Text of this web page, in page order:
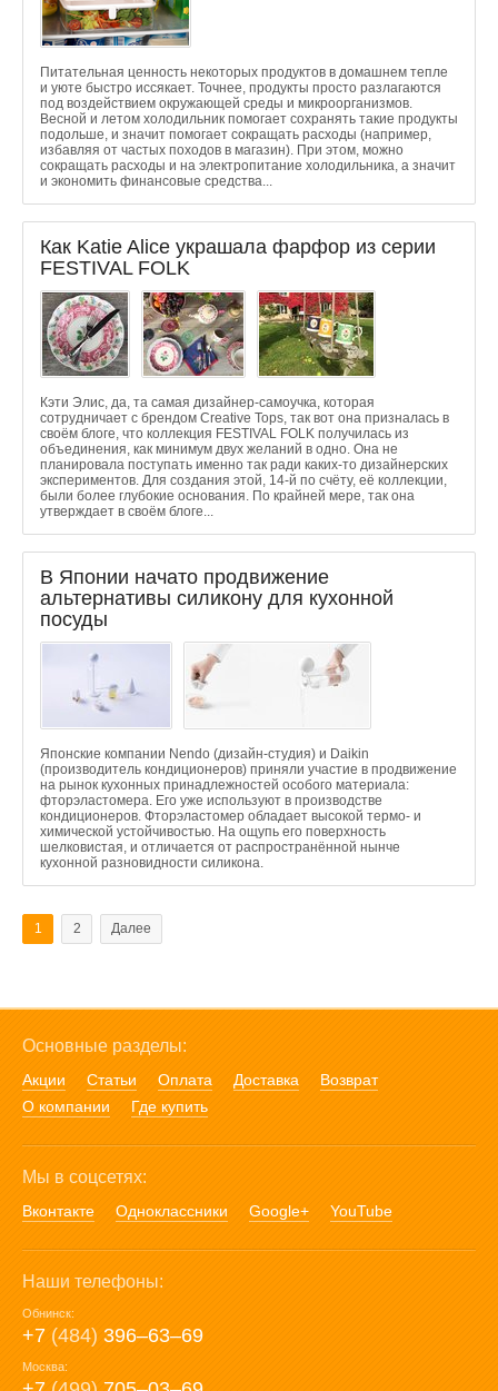
Питательная ценность некоторых продуктов в домашнем тепле
и уюте быстро иссякает. Точнее, продукты просто разлагаются
под воздействием окружающей среды и микроорганизмов.
Весной и летом холодильник помогает сохранять такие продукты
подольше, и значит помогает сокращать расходы (например,
избавляя от частых походов в магазин). При этом, можно
сокращать расходы и на электропитание холодильника, а значит
и экономить финансовые средства...
Как Katie Alice украшала фарфор из серии
FESTIVAL FOLK
Кэти Элис, да, та самая дизайнер-самоучка, которая
сотрудничает с брендом Creative Tops, так вот она призналась в
своём блоге, что коллекция FESTIVAL FOLK получилась из
объединения, как минимум двух желаний в одно. Она не
планировала поступать именно так ради каких-то дизайнерских
экспериментов. Для создания этой, 14-й по счёту, её коллекции,
были более глубокие основания. По крайней мере, так она
утверждает в своём блоге...
В Японии начато продвижение
альтернативы силикону для кухонной
посуды
Японские компании Nendo (дизайн-студия) и Daikin
(производитель кондиционеров) приняли участие в продвижение
на рынок кухонных принадлежностей особого материала:
фторэластомера. Его уже используют в производстве
кондиционеров. Фторэластомер обладает высокой термо- и
химической устойчивостью. На ощупь его поверхность
шелковистая, и отличается от распространённой нынче
кухонной разновидности силикона.
1 2 Далее
Основные разделы:
Акции Статьи Оплата Доставка
Возврат
О компании
Где купить
Мы в соцсетях:
Вконтакте Одноклассники Google+ YouTube
Наши телефоны:
Обнинск:
+7 (484) 396‒63‒69
Москва: